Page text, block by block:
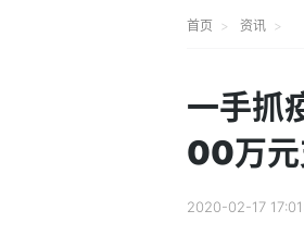
首页 资讯
一手抓
00万元
2020-02-17